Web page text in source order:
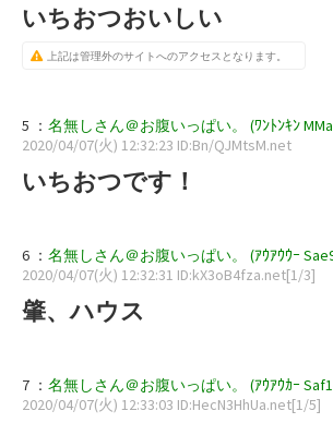
いちおつおいしい
上記は管理外のサイトへのアクセスとなります。
5 ： 名無しさん＠お腹いっぱい。 (ﾜﾝﾄﾝｷﾝ
2020/04/07(火) 12:32:23 ID:Bn/QJMtsM.net
いちおつです！
6 ： 名無しさん＠お腹いっぱい。 (ｱｳｱｳｳｰ
2020/04/07(火) 12:32:31 ID:kX3oB4fza.net[1/3]
肇、ハウス
7 ： 名無しさん＠お腹いっぱい。 (ｱｳｱｳｶｰ
2020/04/07(火) 12:33:03 ID:HecN3HhUa.net[1/5]